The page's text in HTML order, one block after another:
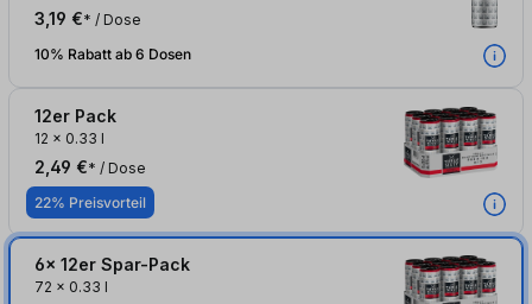
3,19 €* / Dose
10% Rabatt ab 6 Dosen
12er Pack
12 x 0.33 l
2,49 €* / Dose
22% Preisvorteil
6x 12er Spar-Pack
72 x 0.33 l